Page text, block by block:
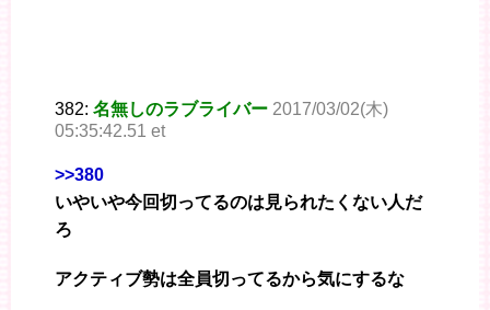
382: 名無しのラブライバー 2017/03/02(木)
05:35:42.51 et
>>380
いやいや今回切ってるのは見られたくない人だ
ろ
アクティブ勢は全員切ってるから気にするな